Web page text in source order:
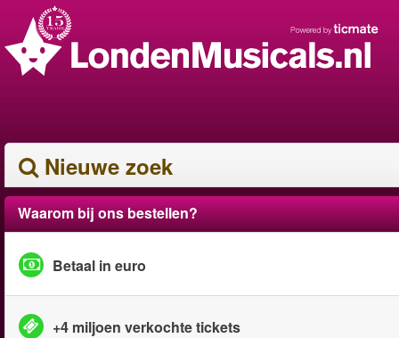
Nieuwe zoek
Waarom bij ons bestellen?
Betaal in euro
+4 miljoen verkochte tickets